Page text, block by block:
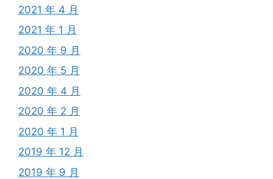
2021 年 4 月
2021 年 1 月
2020 年 9 月
2020 年 5 月
2020 年 4 月
2020 年 2 月
2020 年 1 月
2019 年 12 月
2019 年 9 月